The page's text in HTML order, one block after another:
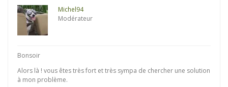
Michel94
Modérateur
Bonsoir
Alors là ! vous êtes très fort et très sympa de chercher une solution
à mon problème.